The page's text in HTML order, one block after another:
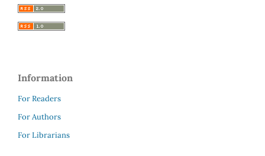
Information
For Readers
For Authors
For Librarians